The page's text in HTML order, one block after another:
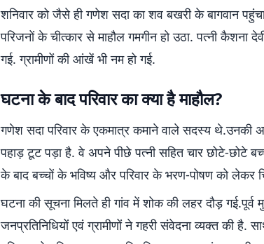
शनिवार को जैसे ही गणेश सदा का शव बखरी के बागवान
परिजनों के चीत्कार से माहौल गमगीन हो उठा. पत्नी कैशना
गई. ग्रामीणों की आंखें भी नम हो गई.
घटना के बाद परिवार का क्या है माहौल?
गणेश सदा परिवार के एकमात्र कमाने वाले सदस्य थे.उनकी
पहाड़ टूट पड़ा है. वे अपने पीछे पत्नी सहित चार छोटे-छोटे
के बाद बच्चों के भविष्य और परिवार के भरण-पोषण को लेकर
घटना की सूचना मिलते ही गांव में शोक की लहर दौड़ गई.पूर्व
जनप्रतिनिधियों एवं ग्रामीणों ने गहरी संवेदना व्यक्त की